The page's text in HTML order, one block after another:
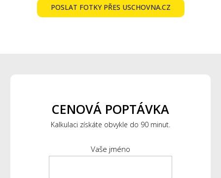
POSLAT FOTKY PŘES USCHOVNA.CZ
CENOVÁ POPTÁVKA
Kalkulaci získáte obvykle do 90 minut.
Vaše jméno